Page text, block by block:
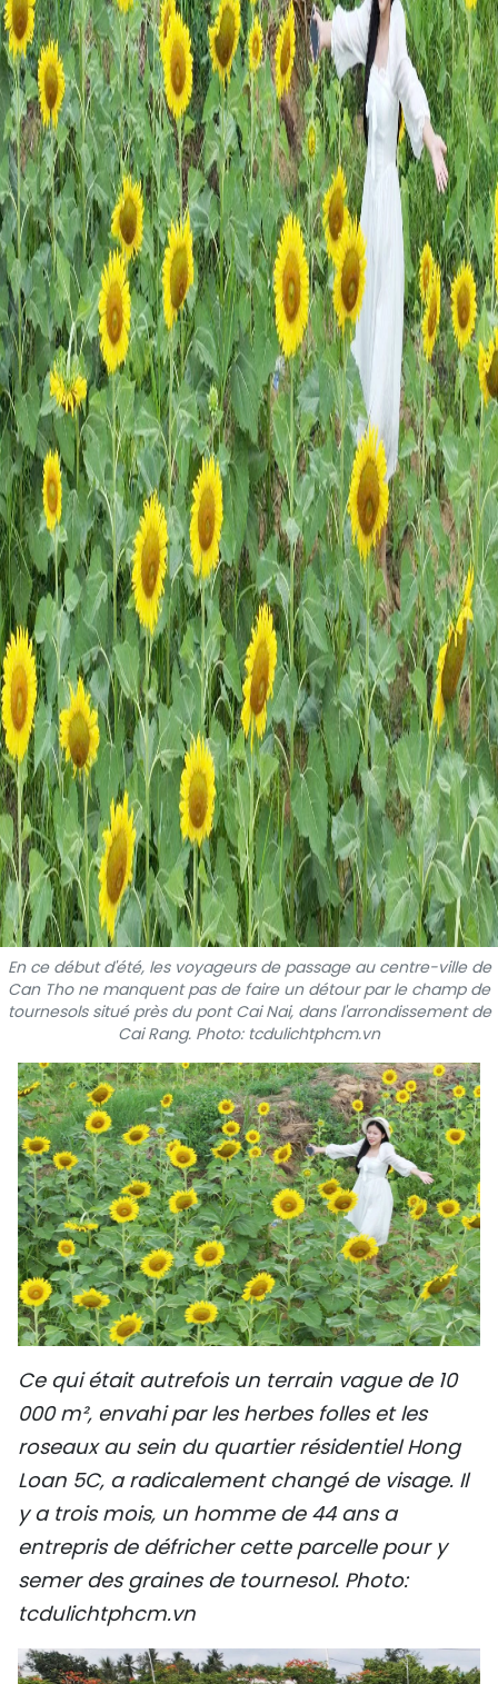
PHOTO
VIDÉO
À PROPOS DU "PEUPLE"
TIẾNG VIỆT
ENGLISH
中文
РУССКИЙ
ESPAÑOL
En ce début d'été, les voyageurs de passage au centre-ville de
Can Tho ne manquent pas de faire un détour par le champ de
tournesols situé près du pont Cai Nai, dans l'arrondissement de
Cai Rang. Photo: tcdulichtphcm.vn
Ce qui était autrefois un terrain vague de 10
000 m², envahi par les herbes folles et les
roseaux au sein du quartier résidentiel Hong
Loan 5C, a radicalement changé de visage. Il
y a trois mois, un homme de 44 ans a
entrepris de défricher cette parcelle pour y
semer des graines de tournesol. Photo:
tcdulichtphcm.vn